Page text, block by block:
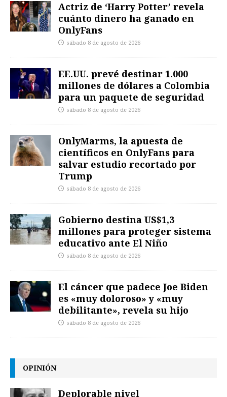
Actriz de ‘Harry Potter’ revela
cuánto dinero ha ganado en
OnlyFans
sábado 8 de agosto de 2026
EE.UU. prevé destinar 1.000
millones de dólares a Colombia
para un paquete de seguridad
sábado 8 de agosto de 2026
OnlyMarms, la apuesta de
científicos en OnlyFans para
salvar estudio recortado por
Trump
sábado 8 de agosto de 2026
Gobierno destina US$1,3
millones para proteger sistema
educativo ante El Niño
sábado 8 de agosto de 2026
El cáncer que padece Joe Biden
es «muy doloroso» y «muy
debilitante», revela su hijo
sábado 8 de agosto de 2026
OPINIÓN
Deplorable nivel